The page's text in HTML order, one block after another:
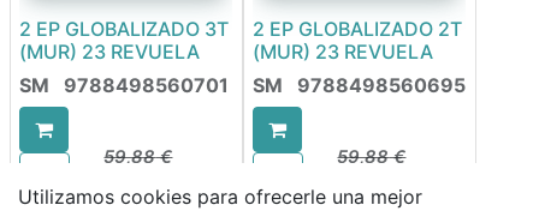
2 EP GLOBALIZADO 3T
(MUR) 23 REVUELA
SM
9788498560701
59,88€
2 EP GLOBALIZADO 2T
(MUR) 23 REVUELA
SM
9788498560695
59,88€
Utilizamos cookies para ofrecerle una mejor